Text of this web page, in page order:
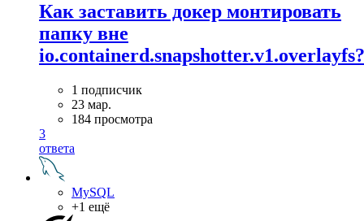
Как заставить докер монтировать
папку вне
io.containerd.snapshotter.v1.overlayfs?
1 подписчик
23 мар.
184 просмотра
3
ответа
MySQL
+1 ещё